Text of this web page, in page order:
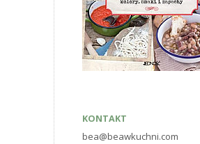
KONTAKT
bea@beawkuchni.com